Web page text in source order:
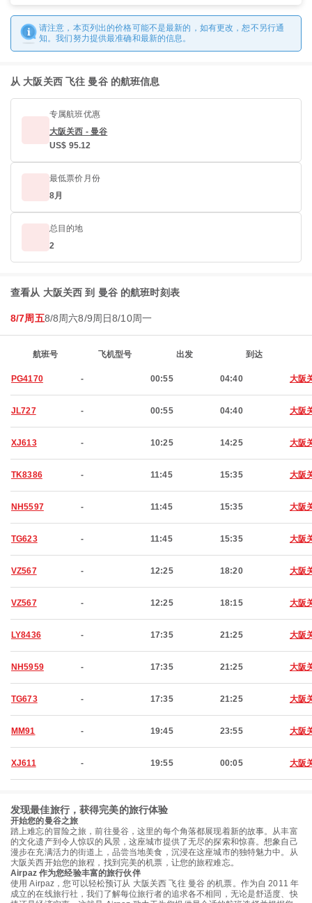
请注意，本页列出的价格可能不是最新的，如有更改，恕不另行通
知。我们努力提供最准确和最新的信息。
从 大阪关西 飞往 曼谷 的航班信息
专属航班优惠
大阪关西 - 曼谷
US$ 95.12
最低票价月份
8月
总目的地
2
查看从 大阪关西 到 曼谷 的航班时刻表
8/7周五8/8周六8/9周日8/10周一
航班号 飞机型号 出发 到达
PG4170 - 00:55 04:40 大阪
JL727 - 00:55 04:40 大阪
XJ613 - 10:25 14:25 大阪
TK8386 - 11:45 15:35 大阪
NH5597 - 11:45 15:35 大阪
TG623 - 11:45 15:35 大阪
VZ567 - 12:25 18:20 大阪
VZ567 - 12:25 18:15 大阪
LY8436 - 17:35 21:25 大阪
NH5959 - 17:35 21:25 大阪
TG673 - 17:35 21:25 大阪
MM91 - 19:45 23:55 大阪
XJ611 - 19:55 00:05 大阪
发现最佳旅行，获得完美的旅行体验
开始您的曼谷之旅
踏上难忘的冒险之旅，前往曼谷，这里的每个角落都展现着新的故事。从丰富
的文化遗产到令人惊叹的风景，这座城市提供了无尽的探索和惊喜。想象自己
漫步在充满活力的街道上，品尝当地美食，沉浸在这座城市的独特魅力中。从
大阪关西开始您的旅程，找到完美的机票，让您的旅程难忘。
Airpaz 作为您经验丰富的旅行伙伴
使用 Airpaz，您可以轻松预订从 大阪关西 飞往 曼谷 的机票。作为自 2011 年
成立的在线旅行社，我们了解每位旅行者的追求各不相同，无论是舒适度、快